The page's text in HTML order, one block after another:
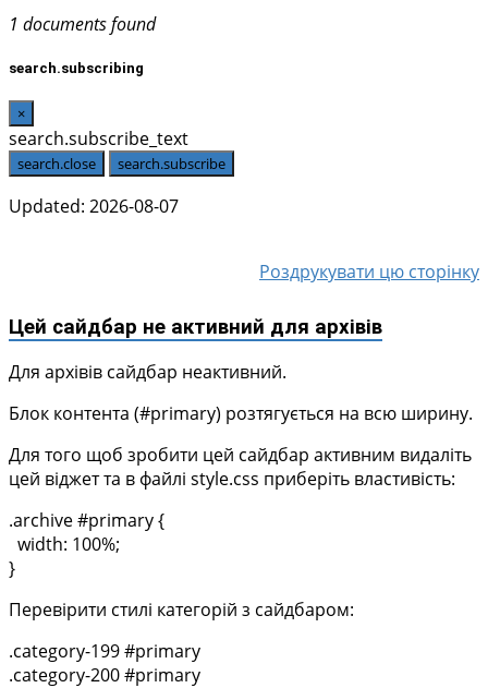
1 documents found
search.subscribing
×
search.subscribe_text
search.close search.subscribe
Updated: 2026-08-07
Роздрукувати цю сторінку
Цей сайдбар не активний для архівів
Для архівів сайдбар неактивний.
Блок контента (#primary) розтягується на всю ширину.
Для того щоб зробити цей сайдбар активним видаліть
цей віджет та в файлі style.css приберіть властивість:
.archive #primary {
width: 100%;
}
Перевірити стилі категорій з сайдбаром:
.category-199 #primary
.category-200 #primary